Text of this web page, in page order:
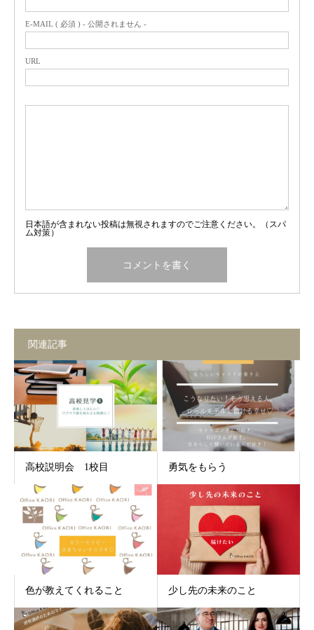
E-MAIL ( 必須 ) - 公開されません -
URL
日本語が含まれない投稿は無視されますのでご注意ください。（スパ
ム対策）
関連記事
高校説明会 1校目 勇気をもらう
色が教えてくれること 少し先の未来のこと